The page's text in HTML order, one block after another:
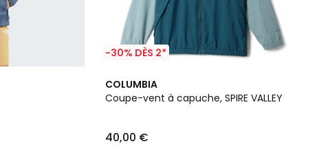
-30% DÈS 2*
COLUMBIA
Coupe-vent à capuche, SPIRE VALLEY
40,00 €
2
Couleurs